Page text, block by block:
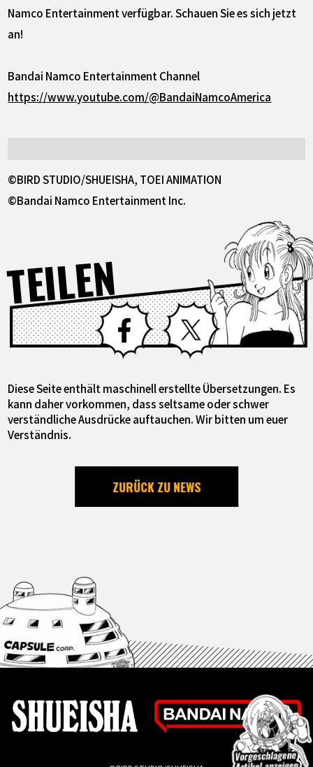
Namco Entertainment verfügbar. Schauen Sie es sich jetzt
an!
Bandai Namco Entertainment Channel
https://www.youtube.com/@BandaiNamcoAmerica
©BIRD STUDIO/SHUEISHA, TOEI ANIMATION
©Bandai Namco Entertainment Inc.
TEILEN Facebook X
Diese Seite enthält maschinell erstellte Übersetzungen. Es
kann daher vorkommen, dass seltsame oder schwer
verständliche Ausdrücke auftauchen. Wir bitten um euer
Verständnis.
ZURÜCK ZU NEWS